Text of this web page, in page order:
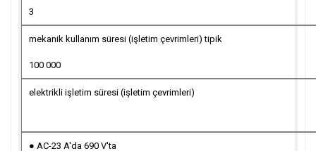
3
mekanik kullanım süresi (işletim çevrimleri) tipik
100 000
elektrikli işletim süresi (işletim çevrimleri)
● AC-23 A'da 690 V'ta